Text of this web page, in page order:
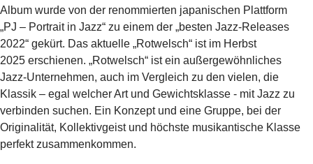
Album wurde von der renommierten japanischen Plattform
„PJ – Portrait in Jazz“ zu einem der „besten Jazz-Releases
2022“ gekürt. Das aktuelle „Rotwelsch“ ist im Herbst
2025 erschienen. „Rotwelsch“ ist ein außergewöhnliches
Jazz-Unternehmen, auch im Vergleich zu den vielen, die
Klassik – egal welcher Art und Gewichtsklasse - mit Jazz zu
verbinden suchen. Ein Konzept und eine Gruppe, bei der
Originalität, Kollektivgeist und höchste musikantische Klasse
perfekt zusammenkommen.